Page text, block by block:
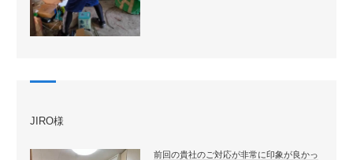
JIRO様
前回の貴社のご対応が非常に印象が良かっ